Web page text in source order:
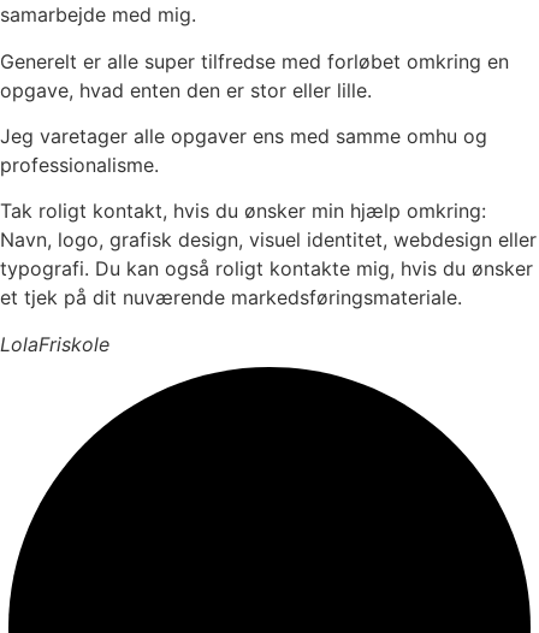
samarbejde med mig.
Generelt er alle super tilfredse med forløbet omkring en
opgave, hvad enten den er stor eller lille.
Jeg varetager alle opgaver ens med samme omhu og
professionalisme.
Tak roligt kontakt, hvis du ønsker min hjælp omkring:
Navn, logo, grafisk design, visuel identitet, webdesign eller
typografi. Du kan også roligt kontakte mig, hvis du ønsker
et tjek på dit nuværende markedsføringsmateriale.
LolaFriskole